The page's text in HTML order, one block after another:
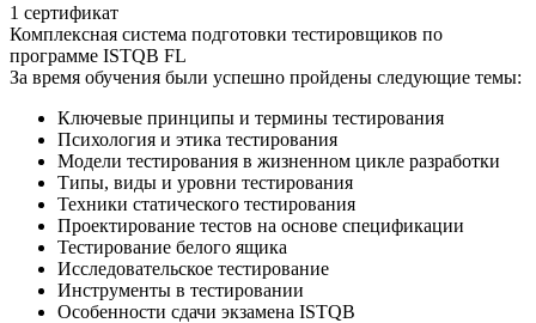
1 сертификат
Комплексная система подготовки тестировщиков по
программе ISTQB FL
За время обучения были успешно пройдены следующие темы:
Ключевые принципы и термины тестирования
Психология и этика тестирования
Модели тестирования в жизненном цикле разработки
Типы, виды и уровни тестирования
Техники статического тестирования
Проектирование тестов на основе спецификации
Тестирование белого ящика
Исследовательское тестирование
Инструменты в тестировании
Особенности сдачи экзамена ISTQB